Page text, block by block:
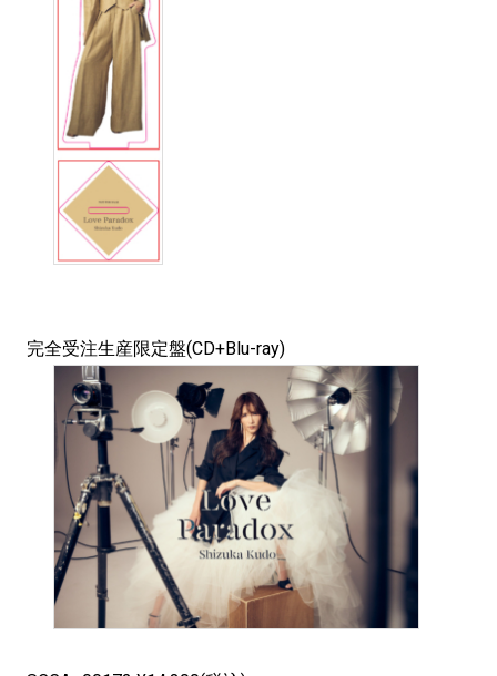
完全受注生産限定盤(CD+Blu-ray)